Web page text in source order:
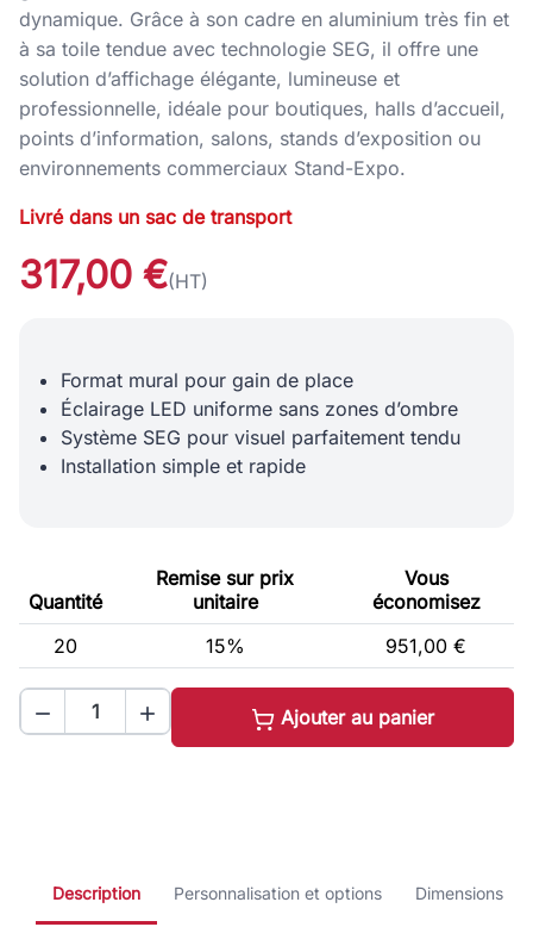
dynamique. Grâce à son cadre en aluminium très fin et
à sa toile tendue avec technologie SEG, il offre une
solution d’affichage élégante, lumineuse et
professionnelle, idéale pour boutiques, halls d’accueil,
points d’information, salons, stands d’exposition ou
environnements commerciaux Stand-Expo.
Livré dans un sac de transport
317,00 €(HT)
Format mural pour gain de place
Éclairage LED uniforme sans zones d’ombre
Système SEG pour visuel parfaitement tendu
Installation simple et rapide
Quantité
Remise sur prix
unitaire
Vous
économisez
20
15% 951,00 €
  Ajouter au panier
Description Personnalisation et options Dimensions